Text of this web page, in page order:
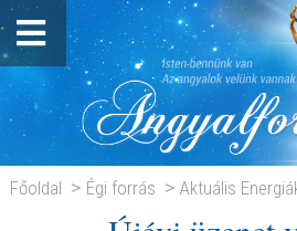
Főoldal Égi forrás
Aktuális